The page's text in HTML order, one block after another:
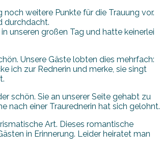
weitere Punkte für die Trauung vor.
durchdacht.
unseren großen Tag und hatte keinerlei
Unsere Gäste lobten dies mehrfach:
ich zur Rednerin und merke, sie singt
schön. Sie an unserer Seite gehabt zu
nach einer Traurednerin hat sich gelohnt.
Art. Dieses romantische
in Erinnerung. Leider heiratet man